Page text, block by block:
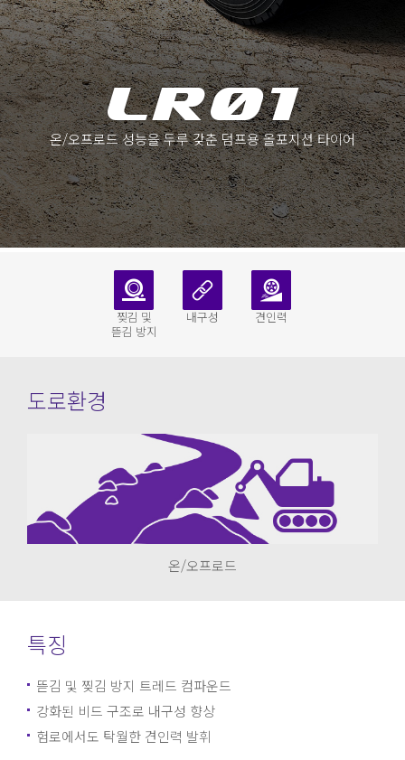
온/오프로드 성능을 두루 갖춘 덤프용 올포지션 타이어
찢김 및
뜯김 방지
내구성 견인력
도로환경
온/오프로드
특징
뜯김 및 찢김 방지 트레드 컴파운드
강화된 비드 구조로 내구성 향상
험로에서도 탁월한 견인력 발휘